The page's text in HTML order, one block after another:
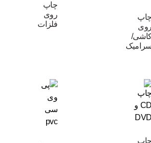
چاپ
روی
سرامیک
چاپ
روی
فلزات
چاپ